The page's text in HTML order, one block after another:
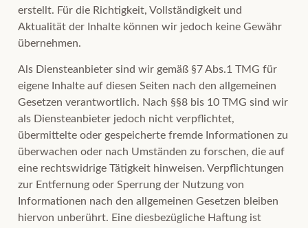
erstellt. Für die Richtigkeit, Vollständigkeit und
Aktualität der Inhalte können wir jedoch keine Gewähr
übernehmen.
Als Diensteanbieter sind wir gemäß §7 Abs.1 TMG für
eigene Inhalte auf diesen Seiten nach den allgemeinen
Gesetzen verantwortlich. Nach §§8 bis 10 TMG sind wir
als Diensteanbieter jedoch nicht verpflichtet,
übermittelte oder gespeicherte fremde Informationen zu
überwachen oder nach Umständen zu forschen, die auf
eine rechtswidrige Tätigkeit hinweisen. Verpflichtungen
zur Entfernung oder Sperrung der Nutzung von
Informationen nach den allgemeinen Gesetzen bleiben
hiervon unberührt. Eine diesbezügliche Haftung ist